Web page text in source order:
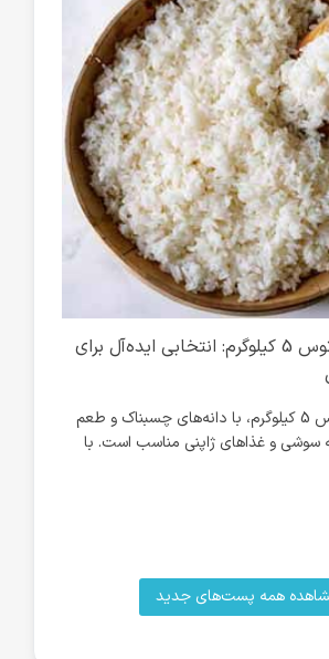
برنج سوشی لوتوس 5 کیلوگرم: انتخابی ایده‌آل برای
برنج سوشی لوتوس 5 کیلوگرم، با دانه‌های چسبناک و طعم
سوشی و غذاهای ژاپنی مناسب است. با
همه پست‌های جدید